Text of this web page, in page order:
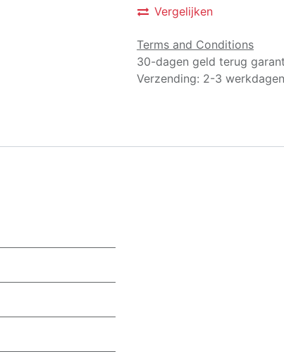
Vergelijken
Terms and Conditions
30-dagen geld terug
Verzending: 2-3 werkdagen